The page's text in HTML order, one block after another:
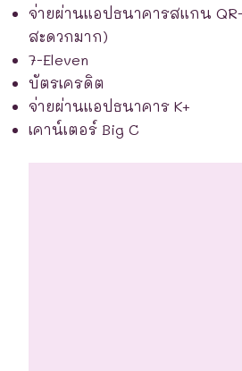
จ่ายผ่านแอปธนาคารสแกน
สะดวกมาก)
7-Eleven
บัตรเครดิต
จ่ายผ่านแอปธนาคาร K+
เคาน์เตอร์ Big C